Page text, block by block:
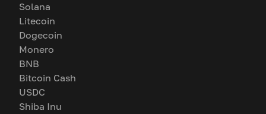
Solana
Litecoin
Dogecoin
Monero
BNB
Bitcoin Cash
USDC
Shiba Inu